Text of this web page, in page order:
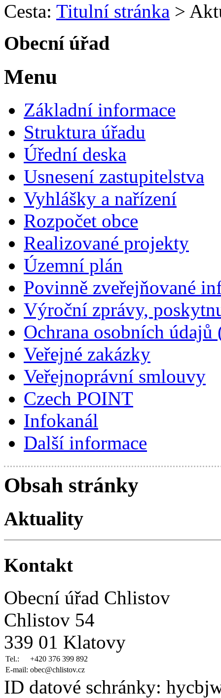
Cesta: Titulní stránka >
Obecní úřad
Menu
Základní informace
Struktura úřadu
Úřední deska
Usnesení zastupitelstva
Vyhlášky a nařízení
Rozpočet obce
Realizované projekty
Územní plán
Povinně zveřejňované
Výroční zprávy,
Ochrana osobních údajů
Veřejné zakázky
Veřejnoprávní smlouvy
Czech POINT
Infokanál
Další informace
Obsah stránky
Aktuality
Kontakt
Obecní úřad Chlistov
Chlistov 54
339 01 Klatovy
Tel.:
+420 376 399 892
E-mail: obec@chlistov.cz
ID datové schránky: